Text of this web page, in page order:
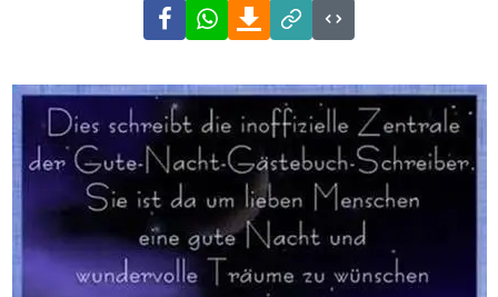
FacebookWhatsAppDownload
Link
Code